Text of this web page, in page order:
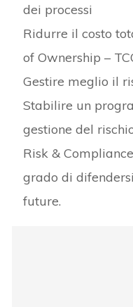
dei processi
Ridurre il costo
of Ownership –
Gestire meglio il
Stabilire un
gestione del
Risk &
grado di
future.